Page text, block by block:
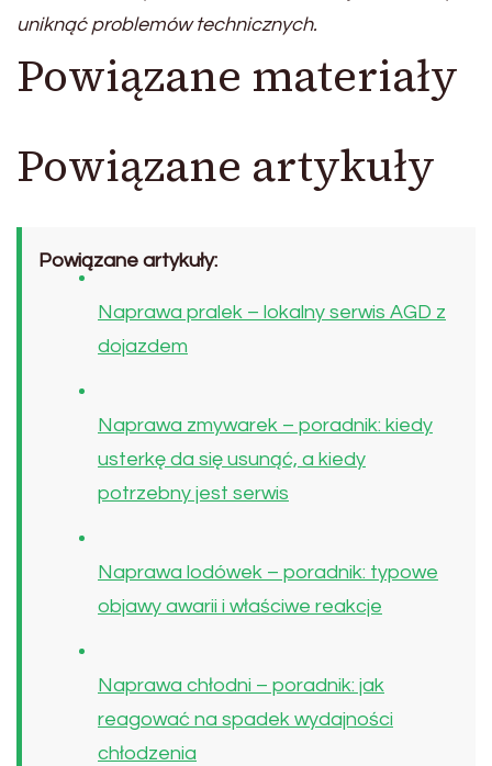
uniknąć problemów technicznych.
Powiązane materiały
Powiązane artykuły
Powiązane artykuły:
Naprawa pralek – lokalny serwis AGD z
dojazdem
Naprawa zmywarek – poradnik: kiedy
usterkę da się usunąć, a kiedy
potrzebny jest serwis
Naprawa lodówek – poradnik: typowe
objawy awarii i właściwe reakcje
Naprawa chłodni – poradnik: jak
reagować na spadek wydajności
chłodzenia